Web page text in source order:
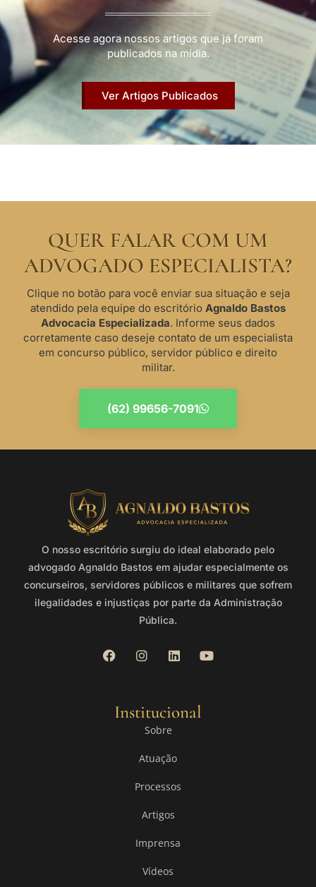
Acesse agora nossos artigos que já foram
publicados na mídia.
Ver Artigos Publicados
QUER FALAR COM UM
ADVOGADO ESPECIALISTA?
Clique no botão para você enviar sua situação e seja
atendido pela equipe do escritório Agnaldo Bastos
Advocacia Especializada. Informe seus dados
corretamente caso deseje contato de um especialista
em concurso público, servidor público e direito
militar.
(62) 99656-7091
O nosso escritório surgiu do ideal elaborado pelo
advogado Agnaldo Bastos em ajudar especialmente os
concurseiros, servidores públicos e militares que sofrem
ilegalidades e injustiças por parte da Administração
Pública.
Institucional
Sobre
Atuação
Processos
Artigos
Imprensa
Vídeos